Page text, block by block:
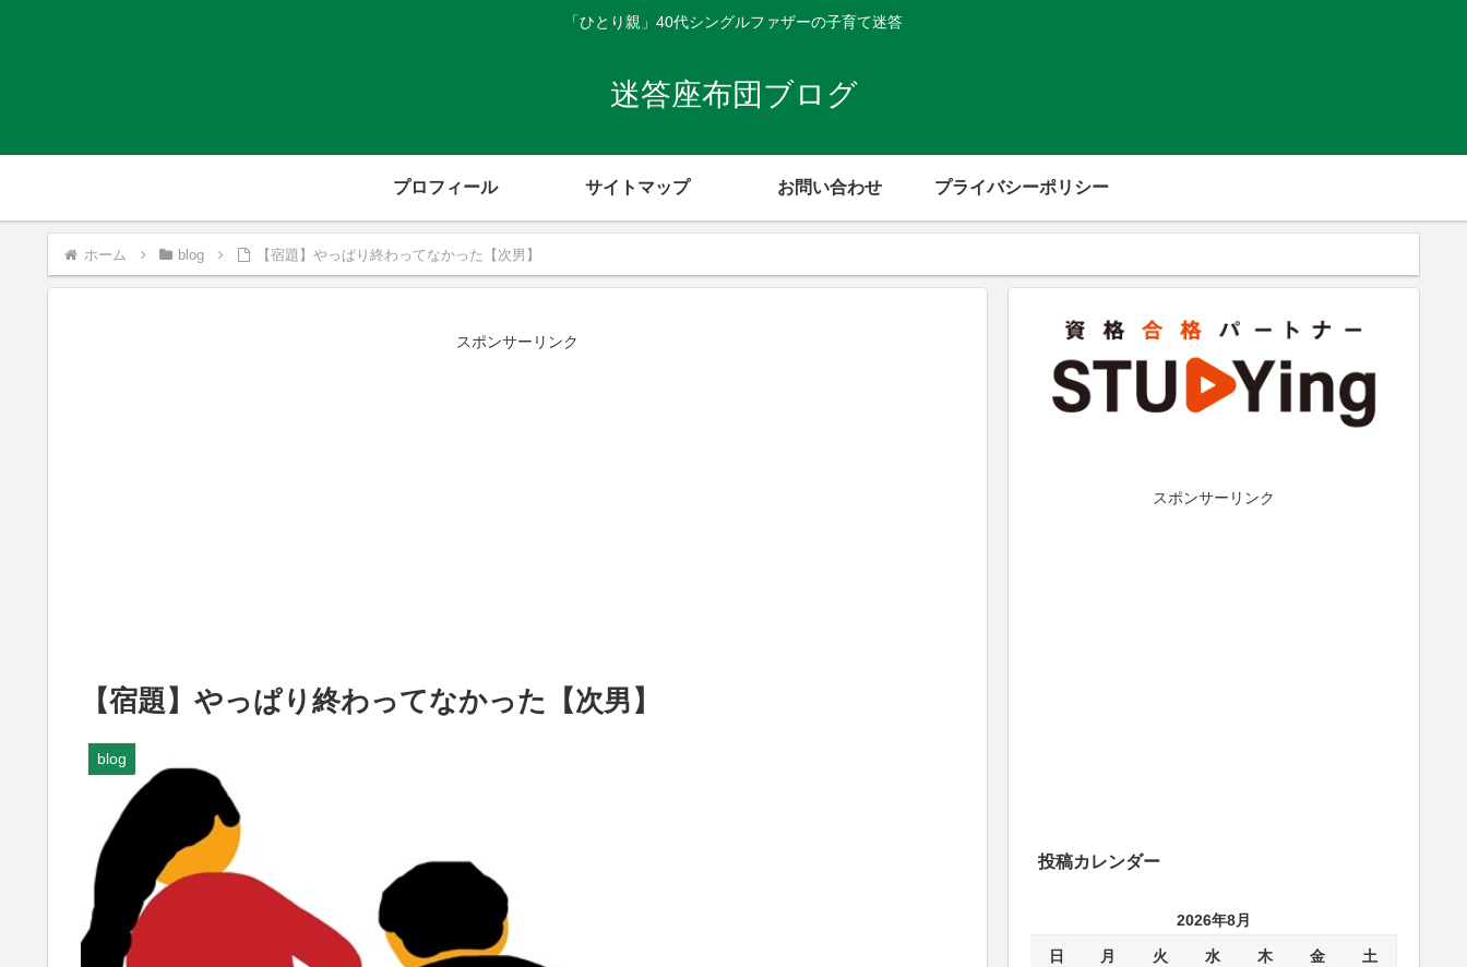
「ひとり親」40代シングルファザーの子育て迷答
迷答座布団ブログ
プロフィール サイトマップ お問い合わせ プライバシーポリシー
ホーム blog 【宿題】やっぱり終わってなかった【次男】
スポンサーリンク
【宿題】やっぱり終わってなかった【次男】
blog
スポンサーリンク
投稿カレンダー
2026年8月
日 月 火 水 木 金
土